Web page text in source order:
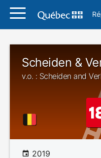
Scheiden &
v.o. : Scheiden and
2019